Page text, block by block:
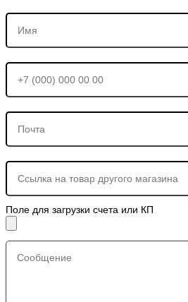
Поле для загрузки счета или КП